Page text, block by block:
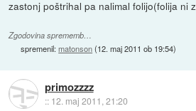
zastonj poštrihal pa nalimal folijo(folija ni
Zgodovina sprememb…
spremenil:matonson(12. maj 2011 ob 19:54)
primozzzz
:: 12. maj 2011, 21:20